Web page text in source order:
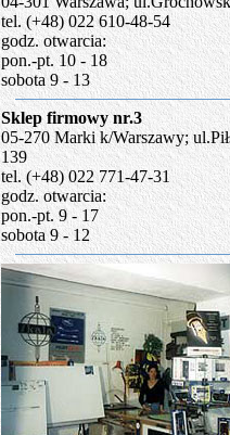
tel. (+48) 022 610-48-54
godz. otwarcia:
pon.-pt. 10 - 18
sobota 9 - 13
Sklep firmowy nr.3
05-270 Marki k/Warszawy;
139
tel. (+48) 022 771-47-31
godz. otwarcia:
pon.-pt. 9 - 17
sobota 9 - 12